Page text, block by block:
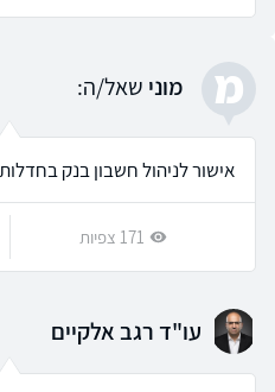
מ מוני שאל/ה:
אישור לניהול חשבון בנק בחדלות
171 צפיות
עו"ד רגב אלקיים